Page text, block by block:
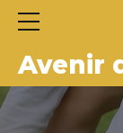
Avenir